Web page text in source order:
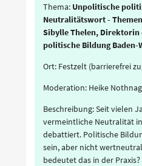
Thema: Unpolitische
Neutralitätswort -
Sibylle Thelen, Direktorin
politische Bildung Baden-
Ort: Festzelt (barrierefrei
Moderation: Heike
Beschreibung: Seit vielen
vermeintliche Neutralität
debattiert. Politische
sein, aber nicht
bedeutet das in der